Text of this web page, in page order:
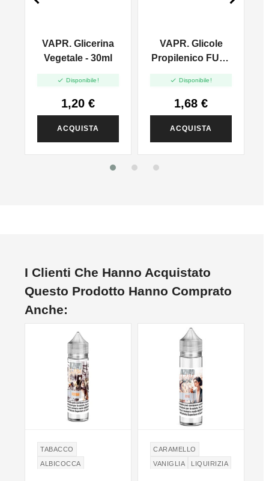
VAPR. Glicerina
Vegetale - 30ml
 Disponibile!
1,20 €
ACQUISTA
VAPR. Glicole
Propilenico FULL
 Disponibile!
1,68 €
ACQUISTA
I Clienti Che Hanno Acquistato
Questo Prodotto Hanno Comprato
Anche:
TABACCO
ALBICOCCA
CARAMELLO
VANIGLIA
LIQUIRIZIA
NON DISPONIBILE